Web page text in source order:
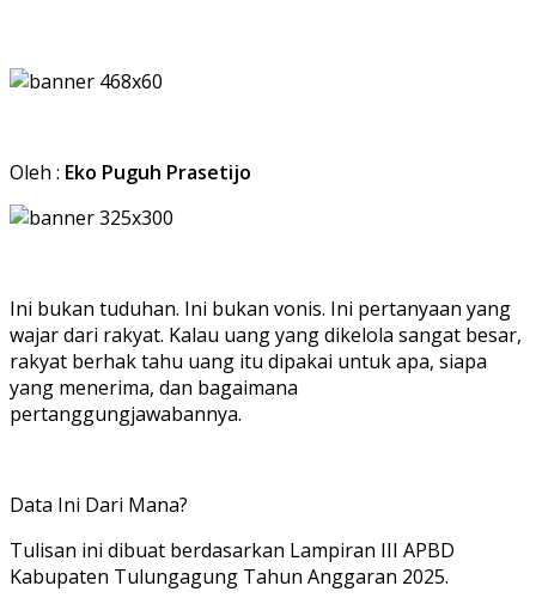
Oleh : Eko Puguh Prasetijo
Ini bukan tuduhan. Ini bukan vonis. Ini pertanyaan yang
wajar dari rakyat. Kalau uang yang dikelola sangat besar,
rakyat berhak tahu uang itu dipakai untuk apa, siapa
yang menerima, dan bagaimana
pertanggungjawabannya.
Data Ini Dari Mana?
Tulisan ini dibuat berdasarkan Lampiran III APBD
Kabupaten Tulungagung Tahun Anggaran 2025.